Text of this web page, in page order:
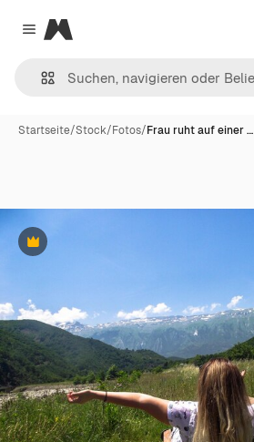
Close menu
Magnific
Startseite/Stock/Fotos/Frau ruht auf einer …
Premium